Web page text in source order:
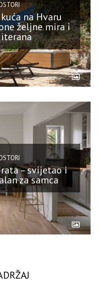
na Hvaru
željne mira i
– svijetao i
za samca